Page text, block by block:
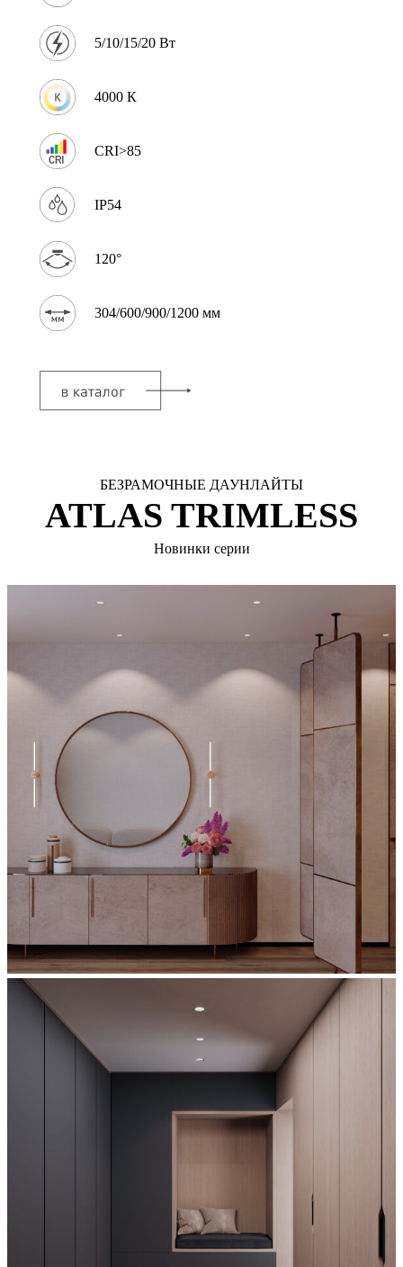
5/10/15/20 Вт
4000 К
CRI>85
IP54
120°
304/600/900/1200 мм
БЕЗРАМОЧНЫЕ ДАУНЛАЙТЫ
ATLAS TRIMLESS
Новинки серии